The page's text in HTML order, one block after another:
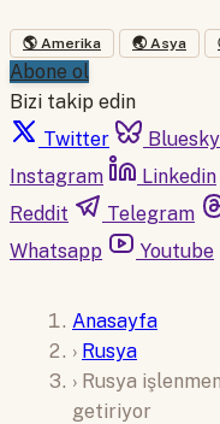
🌎 Amerika 🌏 Asya
Abone ol
Bizi takip edin
Twitter
Bluesky
Instagram
Linkedin
Reddit
Telegram
Whatsapp
Youtube
Anasayfa
› Rusya
› Rusya
getiriyor